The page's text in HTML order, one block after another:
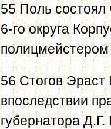
55 Поль состоял
6-го округа
56 Стогов
впоследствии
губернатора